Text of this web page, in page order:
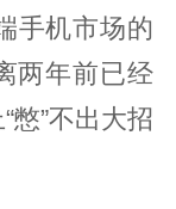
手机市场的
两年前已经
憋”不出大招